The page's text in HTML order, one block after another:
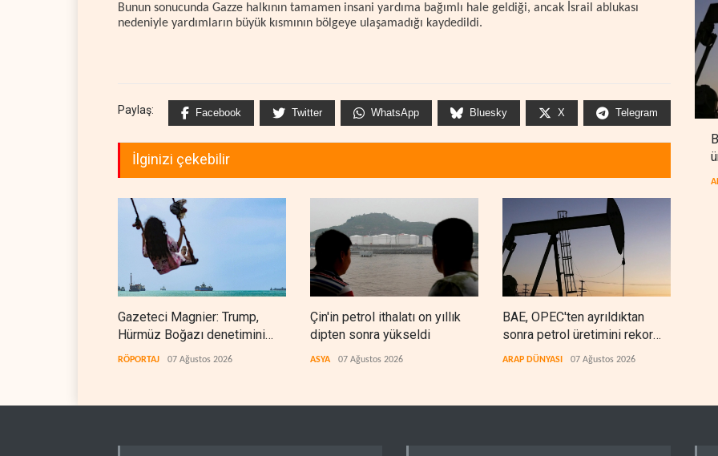
Bunun sonucunda Gazze halkının tamamen insani yardıma bağımlı hale geldiği, ancak İsrail ablukası
nedeniyle yardımların büyük kısmının bölgeye ulaşamadığı kaydedildi.
Paylaş: Facebook Twitter WhatsApp Bluesky X Telegram
İlginizi çekebilir
Gazeteci Magnier: Trump,
Hürmüz Boğazı denetimini
doğrudan İran ve Umman'a
RÖPORTAJ 07 Ağustos 2026
Çin'in petrol ithalatı on yıllık
dipten sonra yükseldi
ASYA 07 Ağustos 2026
BAE, OPEC'ten ayrıldıktan
sonra petrol üretimini rekor
düzeye çıkardı
ARAP DÜNYASI 07 Ağustos 2026